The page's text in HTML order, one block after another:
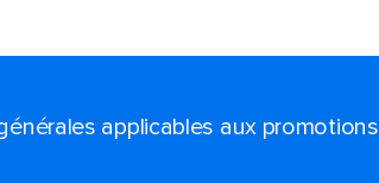
applicables aux promotions